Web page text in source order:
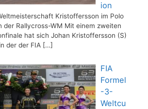
ion
Kristoffersson im Polo
der Rallycross-WM Mit einem zweiten
hat sich Johan Kristoffersson (S)
der der FIA […]
FIA
Formel
-3-
Weltcu